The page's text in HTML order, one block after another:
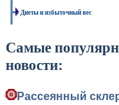
Диеты и избыточный вес
Самые
новости:
Рассеянный